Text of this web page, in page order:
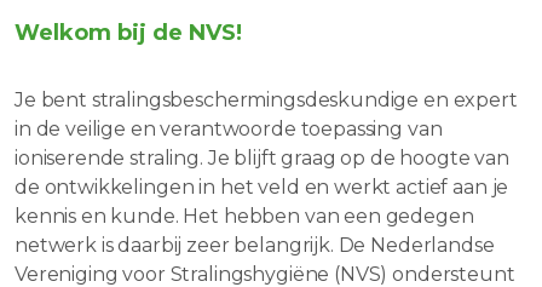
Welkom bij de NVS!
Je bent stralingsbeschermingsdeskundige en expert
in de veilige en verantwoorde toepassing van
ioniserende straling. Je blijft graag op de hoogte van
de ontwikkelingen in het veld en werkt actief aan je
kennis en kunde. Het hebben van een gedegen
netwerk is daarbij zeer belangrijk. De Nederlandse
Vereniging voor Stralingshygiëne (NVS) ondersteunt